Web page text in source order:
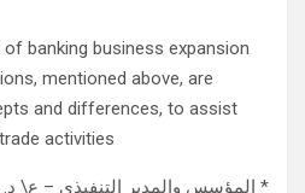
banking business expansion
mentioned above, are
and differences, to assist
activities.
* المؤسس والمدير التنفيذي – ع\ د.